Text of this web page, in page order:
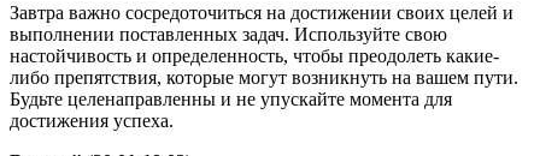
Завтра важно сосредоточиться на достижении своих целей и
выполнении поставленных задач. Используйте свою
настойчивость и определенность, чтобы преодолеть какие-
либо препятствия, которые могут возникнуть на вашем пути.
Будьте целенаправленны и не упускайте момента для
достижения успеха.